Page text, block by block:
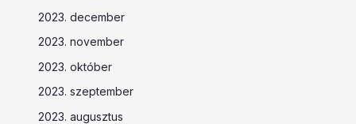
2023. december
2023. november
2023. október
2023. szeptember
2023. augusztus